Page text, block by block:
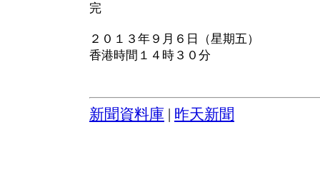
完
２０１３年９月６日（星期五）
香港時間１４時３０分
新聞資料庫 昨天新聞